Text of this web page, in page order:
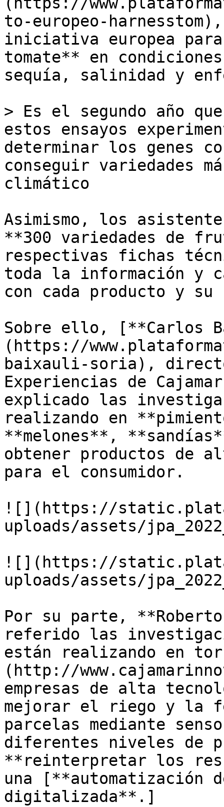
to-europeo-
iniciativa europea
tomate** en
sequía, salinidad y
> Es el segundo año
estos ensayos
determinar los genes
conseguir variedades
climático
Asimismo, los
**300 variedades de
respectivas fichas
toda la información y
con cada producto y
Sobre ello, [**Carlos
(https://
baixauli-soria),
Experiencias de
explicado las
realizando en
**melones**,
obtener productos de
para el consumidor.
![](https://
uploads/assets/
![](https://
uploads/assets/
Por su parte,
referido las
están realizando en
(http://
empresas de alta
mejorar el riego y la
parcelas mediante
diferentes niveles de
**reinterpretar los
una
digitalizada**.]